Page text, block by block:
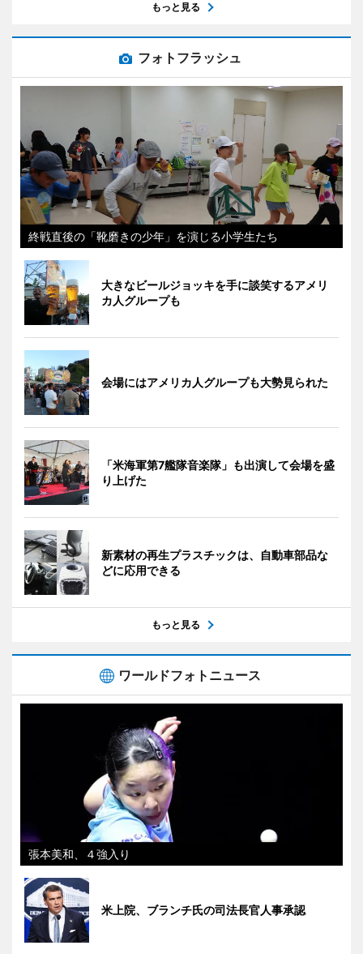
もっと見る
フォトフラッシュ
終戦直後の「靴磨きの少年」を演じる小学生たち
大きなビールジョッキを手に談笑するアメリ
カ人グループも
会場にはアメリカ人グループも大勢見られた
「米海軍第7艦隊音楽隊」も出演して会場を盛
り上げた
新素材の再生プラスチックは、自動車部品な
どに応用できる
もっと見る
ワールドフォトニュース
張本美和、４強入り
米上院、ブランチ氏の司法長官人事承認